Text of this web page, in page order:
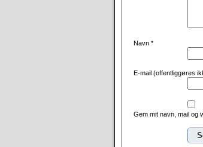
Navn *
E-mail (offentliggøres
Gem mit navn, mail og